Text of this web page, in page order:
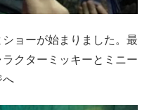
ョーが始まりました。最
クターミッキーとミニー
へ